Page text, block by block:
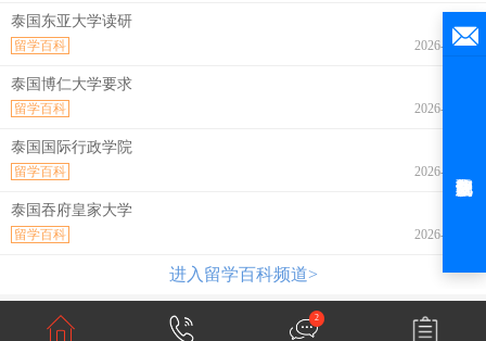
泰国东亚大学读研
2026-08-07
留学百科
泰国博仁大学要求
2026-08-07
留学百科
泰国国际行政学院
2026-08-07
留学百科
泰国吞府皇家大学
2026-08-07
留学百科
进入留学百科频道>
2